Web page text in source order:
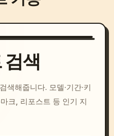
색
색해줍니다. 모델·기간·키
크, 리포스트 등 인기 지